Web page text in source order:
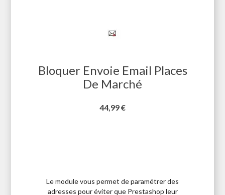
Bloquer Envoie Email Places
De Marché
Prix
44,99 €
Le module vous permet de paramétrer des
adresses pour éviter que Prestashop leur